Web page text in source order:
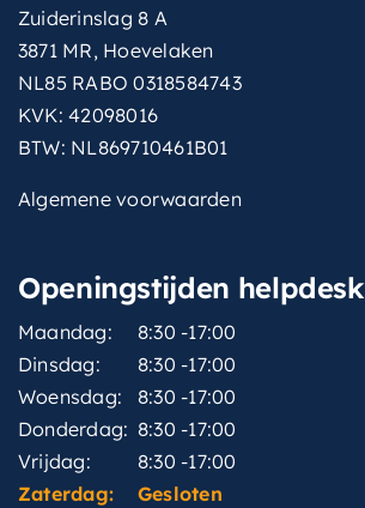
Zuiderinslag 8 A
3871 MR, Hoevelaken
NL85 RABO 0318584743
KVK: 42098016
BTW: NL869710461B01
Algemene voorwaarden
Openingstijden helpdesk
Maandag:
8:30 -17:00
Dinsdag:
8:30 -17:00
Woensdag:
8:30 -17:00
Donderdag: 8:30 -17:00
Vrijdag:
8:30 -17:00
Zaterdag:
Gesloten